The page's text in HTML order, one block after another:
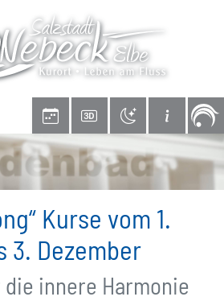
Kurse vom 1.
3. Dezember
innere Harmonie